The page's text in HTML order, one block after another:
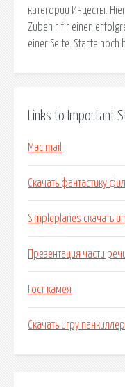
категории Инцесты.
Zubeh r f r einen
einer Seite. Starte noch
Links to Important
Mac mail
Скачать фантастику
Simpleplanes скачать
Презентация части
Гост камея
Скачать игру